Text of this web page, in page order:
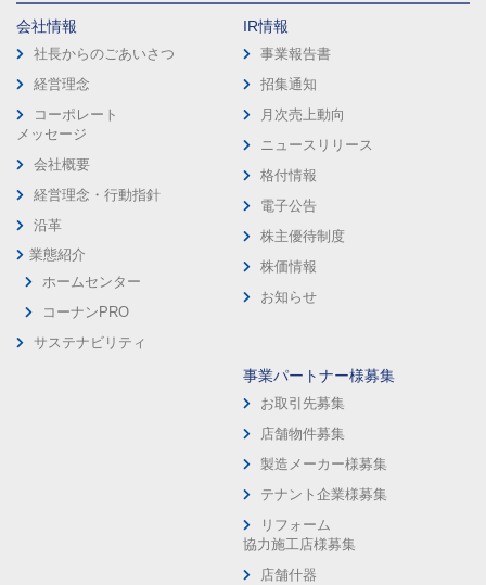
会社情報
社長からのごあいさつ
経営理念
コーポレート
メッセージ
会社概要
経営理念・行動指針
沿革
業態紹介
ホームセンター
コーナンPRO
サステナビリティ
IR情報
事業報告書
招集通知
月次売上動向
ニュースリリース
格付情報
電子公告
株主優待制度
株価情報
お知らせ
事業パートナー様募集
お取引先募集
店舗物件募集
製造メーカー様募集
テナント企業様募集
リフォーム
協力施工店様募集
店舗什器